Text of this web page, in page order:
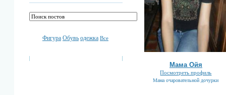
Фигура Обувь одежка Все
Мама Ойя
Посмотреть профиль
Мама очаровательной дочурки